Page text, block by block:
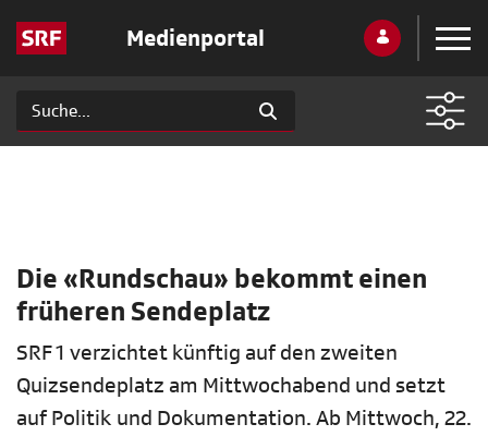
Medienportal
Die «Rundschau» bekommt einen
früheren Sendeplatz
SRF 1 verzichtet künftig auf den zweiten
Quizsendeplatz am Mittwochabend und setzt
auf Politik und Dokumentation. Ab Mittwoch, 22.